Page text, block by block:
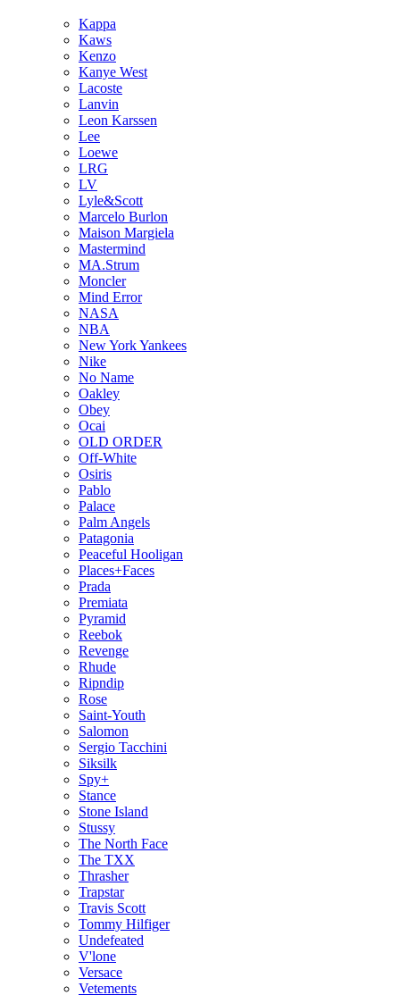
Kappa
Kaws
Kenzo
Kanye West
Lacoste
Lanvin
Leon Karssen
Lee
Loewe
LRG
LV
Lyle&Scott
Marcelo Burlon
Maison Margiela
Mastermind
MA.Strum
Moncler
Mind Error
NASA
NBA
New York Yankees
Nike
No Name
Oakley
Obey
Ocai
OLD ORDER
Off-White
Osiris
Pablo
Palace
Palm Angels
Patagonia
Peaceful Hooligan
Places+Faces
Prada
Premiata
Pyramid
Reebok
Revenge
Rhude
Ripndip
Rose
Saint-Youth
Salomon
Sergio Tacchini
Siksilk
Spy+
Stance
Stone Island
Stussy
The North Face
The TXX
Thrasher
Trapstar
Travis Scott
Tommy Hilfiger
Undefeated
V'lone
Versace
Vetements